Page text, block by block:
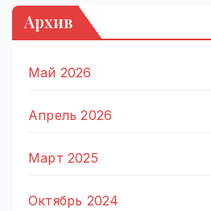
Архив
Май 2026
Апрель 2026
Март 2025
Октябрь 2024